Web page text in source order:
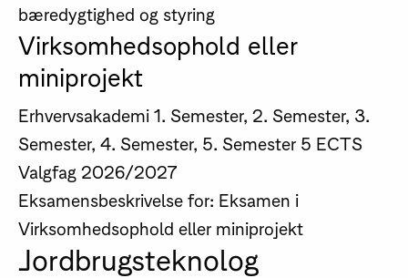
bæredygtighed og styring
Virksomhedsophold eller
miniprojekt
Erhvervsakademi 1. Semester, 2. Semester, 3.
Semester, 4. Semester, 5. Semester 5 ECTS
Valgfag 2026/2027
Eksamensbeskrivelse for: Eksamen i
Virksomhedsophold eller miniprojekt
Jordbrugsteknolog